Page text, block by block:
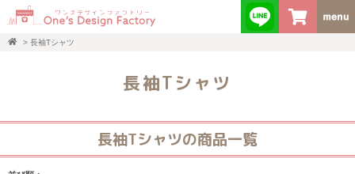
> 長袖Tシャツ
長袖Tシャツ
長袖Tシャツの商品一覧